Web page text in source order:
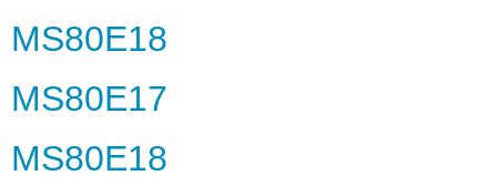
MS80E18
MS80E17
MS80E18